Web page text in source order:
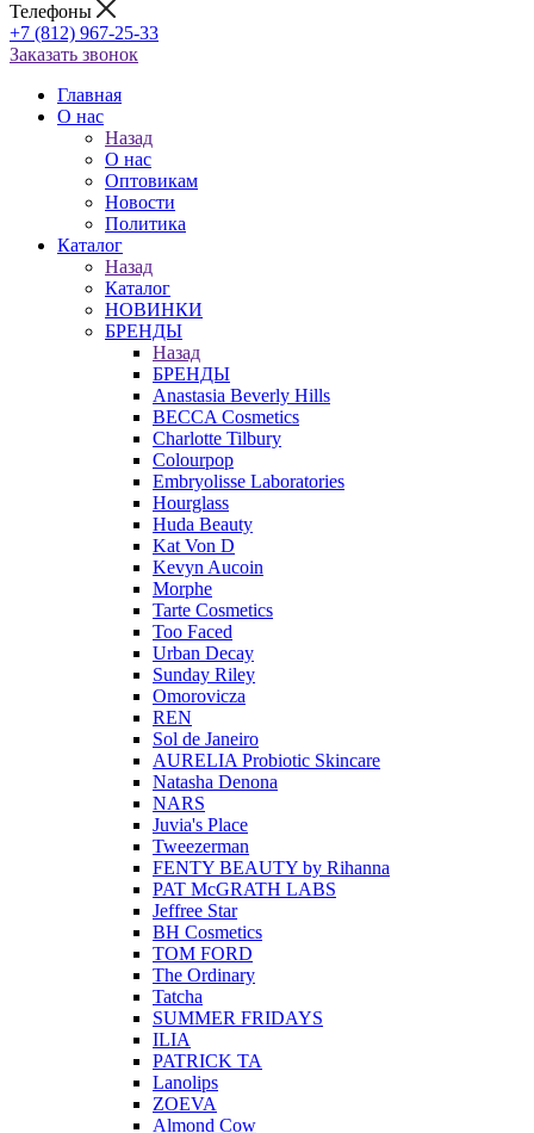
Телефоны
+7 (812) 967-25-33
Заказать звонок
Главная
О нас
Назад
О нас
Оптовикам
Новости
Политика
Каталог
Назад
Каталог
НОВИНКИ
БРЕНДЫ
Назад
БРЕНДЫ
Anastasia Beverly Hills
BECCA Cosmetics
Charlotte Tilbury
Colourpop
Embryolisse Laboratories
Hourglass
Huda Beauty
Kat Von D
Kevyn Aucoin
Morphe
Tarte Cosmetics
Too Faced
Urban Decay
Sunday Riley
Omorovicza
REN
Sol de Janeiro
AURELIA Probiotic Skincare
Natasha Denona
NARS
Juvia's Place
Tweezerman
FENTY BEAUTY by Rihanna
PAT McGRATH LABS
Jeffree Star
BH Cosmetics
TOM FORD
The Ordinary
Tatcha
SUMMER FRIDAYS
ILIA
PATRICK TA
Lanolips
ZOEVA
Almond Cow